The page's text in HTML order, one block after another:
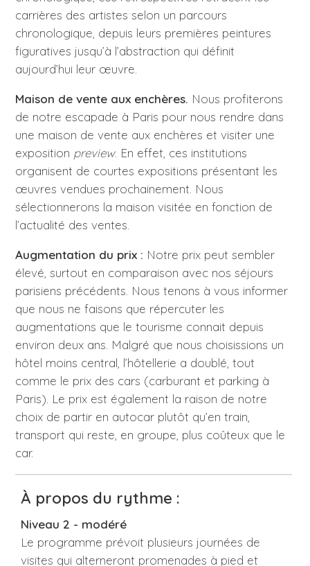
carrières des artistes selon un parcours
chronologique, depuis leurs premières peintures
figuratives jusqu’à l’abstraction qui définit
aujourd’hui leur œuvre.
Maison de vente aux enchères. Nous profiterons
de notre escapade à Paris pour nous rendre dans
une maison de vente aux enchères et visiter une
exposition preview. En effet, ces institutions
organisent de courtes expositions présentant les
œuvres vendues prochainement. Nous
sélectionnerons la maison visitée en fonction de
l’actualité des ventes.
Augmentation du prix : Notre prix peut sembler
élevé, surtout en comparaison avec nos séjours
parisiens précédents. Nous tenons à vous informer
que nous ne faisons que répercuter les
augmentations que le tourisme connait depuis
environ deux ans. Malgré que nous choisissions un
hôtel moins central, l’hôtellerie a doublé, tout
comme le prix des cars (carburant et parking à
Paris). Le prix est également la raison de notre
choix de partir en autocar plutôt qu’en train,
transport qui reste, en groupe, plus coûteux que le
car.
À propos du rythme :
Niveau 2 - modéré
Le programme prévoit plusieurs journées de
visites qui alterneront promenades à pied et